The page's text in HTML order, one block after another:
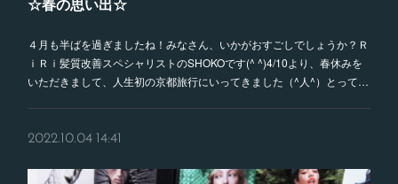
４月も半ばを過ぎましたね！みなさん、いかがおすごしでしょうか？Ｒ
ｉＲｉ髪質改善スペシャリストのSHOKOです(^ ^)4/10より、春休みを
いただきまして、人生初の京都旅行にいってきました（^人^）とって…
2022.10.04 14:41